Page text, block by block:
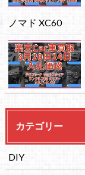
ノマド XC60
カテゴリー
DIY